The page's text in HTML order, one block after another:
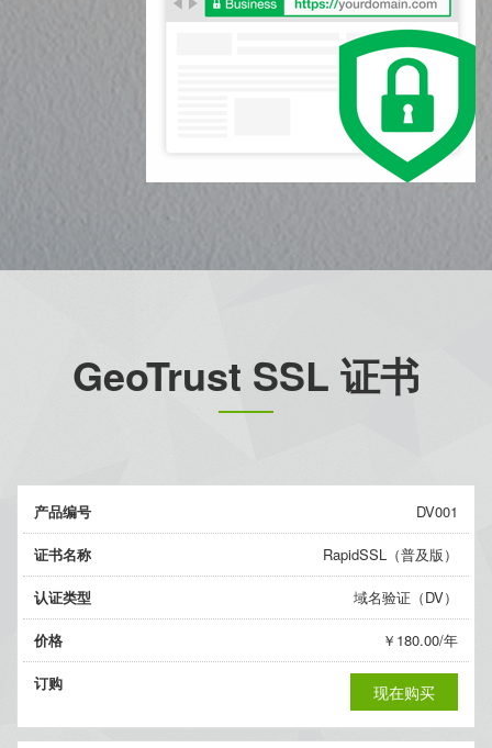
GeoTrust SSL 证书
产品编号 DV001
证书名称 RapidSSL（普及版）
认证类型 域名验证（DV）
价格 ￥180.00/年
订购 现在购买